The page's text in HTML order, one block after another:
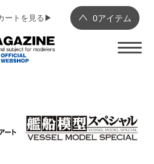
0アイテム
ートを見る▶︎